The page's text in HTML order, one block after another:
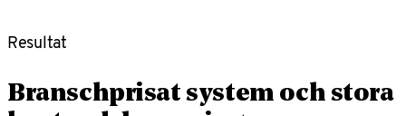
Resultat
Branschprisat system och stora